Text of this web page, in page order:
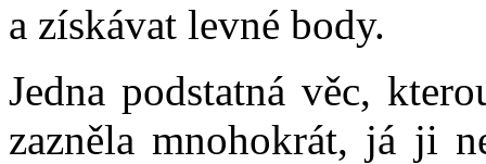
a získávat levné body.
Jedna podstatná věc,
zazněla mnohokrát, já ji